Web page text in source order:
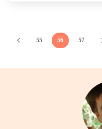
55 56 57